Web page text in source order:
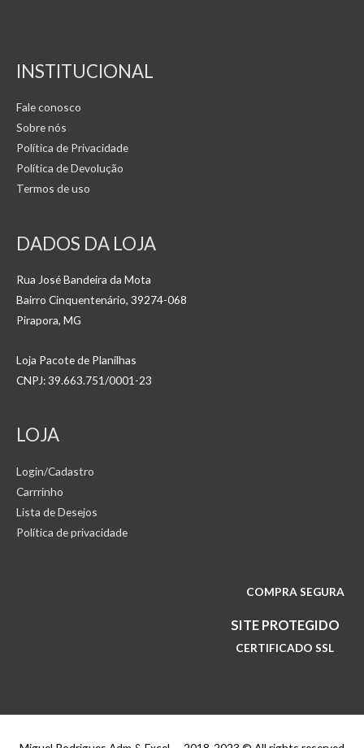
INSTITUCIONAL
Fale conosco
Sobre nós
Política de Privacidade
Política de Devolução
Termos de uso
DADOS DA LOJA
Rua José Bandeira da Mota
Bairro Cinquentenário, 39274-068
Pirapora, MG
Loja Pacote de Planilhas
CNPJ: 39.663.751/0001-23
LOJA
Login/Cadastro
Carrrinho
Lista de Desejos
Política de privacidade
COMPRA SEGURA
SITE PROTEGIDO
CERTIFICADO SSL